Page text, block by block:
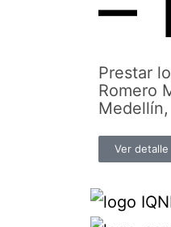
Prestar
Romero
Ver detalle